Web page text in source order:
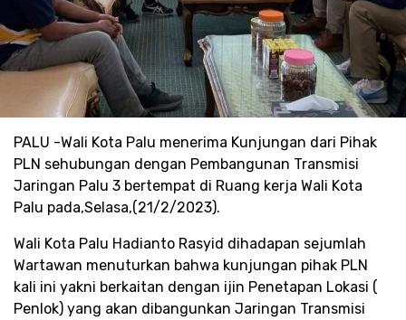
PALU -Wali Kota Palu menerima Kunjungan dari Pihak
PLN sehubungan dengan Pembangunan Transmisi
Jaringan Palu 3 bertempat di Ruang kerja Wali Kota
Palu pada,Selasa,(21/2/2023).
Wali Kota Palu Hadianto Rasyid dihadapan sejumlah
Wartawan menuturkan bahwa kunjungan pihak PLN
kali ini yakni berkaitan dengan ijin Penetapan Lokasi (
Penlok) yang akan dibangunkan Jaringan Transmisi